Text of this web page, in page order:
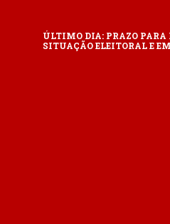
ÚLTIMO DIA: PRAZO PARA
SITUAÇÃO ELEITORAL E